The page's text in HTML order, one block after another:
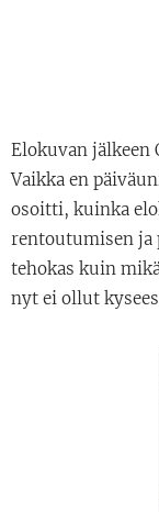
Elokuvan jälkeen
Vaikka en
osoitti, kuinka
rentoutumisen ja
tehokas kuin
nyt ei ollut